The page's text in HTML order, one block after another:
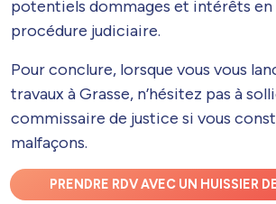
potentiels dommages et intérêts en
procédure judiciaire.
Pour conclure, lorsque vous vous
travaux à Grasse, n’hésitez pas à
commissaire de justice si vous
malfaçons.
PRENDRE RDV AVEC UN HUISSIER